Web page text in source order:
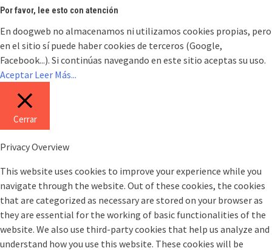
Por favor, lee esto con atención
En doogweb no almacenamos ni utilizamos cookies propias, pero
en el sitio sí puede haber cookies de terceros (Google,
Facebook...). Si continúas navegando en este sitio aceptas su uso.
Aceptar Leer Más...
Cerrar
Privacy Overview
This website uses cookies to improve your experience while you
navigate through the website. Out of these cookies, the cookies
that are categorized as necessary are stored on your browser as
they are essential for the working of basic functionalities of the
website. We also use third-party cookies that help us analyze and
understand how you use this website. These cookies will be